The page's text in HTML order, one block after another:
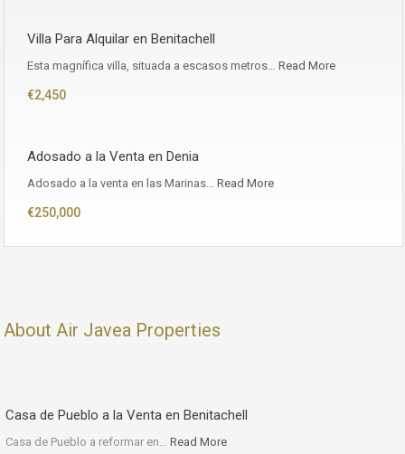
Villa Para Alquilar en Benitachell
Esta magnífica villa, situada a escasos metros… Read More
€2,450
Adosado a la Venta en Denia
Adosado a la venta en las Marinas… Read More
€250,000
About Air Javea Properties
Casa de Pueblo a la Venta en Benitachell
Casa de Pueblo a reformar en… Read More